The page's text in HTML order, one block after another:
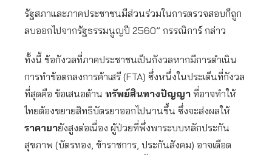
รัฐสภาและภาคประชาชนมีส่วนร่วมในการตรวจสอบก็ถูก
ลบออกไปจากรัฐธรรมนูญปี 2560” กรรณิการ์ กล่าว
ทั้งนี้ ข้อกังวลที่ภาคประชาชนเป็นกังวลหากมีการดำเนิน
การทำข้อตกลงการค้าเสรี (FTA) ซึ่งหนึ่งในประเด็นที่กังวล
ที่สุดคือ ข้อเสนอด้าน ทรัพย์สินทางปัญญา ที่อาจทำให้
ไทยต้องขยายสิทธิบัตรยาออกไปนานขึ้น ซึ่งจะส่งผลให้
ราคายายังสูงต่อเนื่อง ผู้ป่วยที่พึ่งพาระบบหลักประกัน
สุขภาพ (บัตรทอง, ข้าราชการ, ประกันสังคม) อาจเดือด